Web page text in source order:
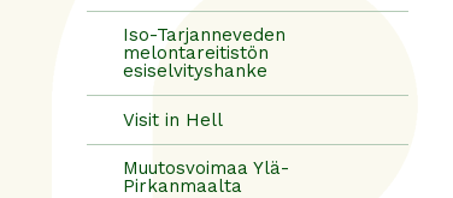
Iso-Tarjanneveden
melontareitistön
esiselvityshanke
Visit in Hell
Muutosvoimaa Ylä-
Pirkanmaalta